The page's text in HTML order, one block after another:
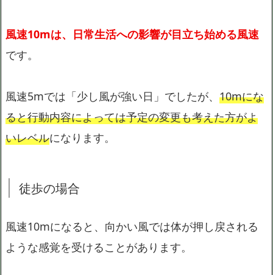
風速10mは、日常生活への影響が目立ち始める風速
です。
風速5mでは「少し風が強い日」でしたが、 10mにな
ると行動内容によっては予定の変更も考えた方がよ
いレベルになります。
徒歩の場合
風速10mになると、向かい風では体が押し戻される
ような感覚を受けることがあります。